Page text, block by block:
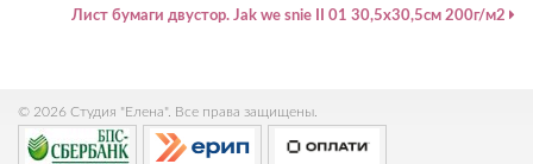
Лист бумаги двустор. Jak we snie II 01 30,5х30,5см 200г/м2
© 2026 Студия "Елена". Все права защищены.